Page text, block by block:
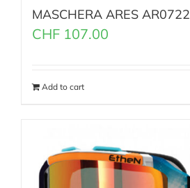
MASCHERA ARES AR0722
CHF 107.00
Add to cart